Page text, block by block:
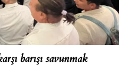
barışı savunmak